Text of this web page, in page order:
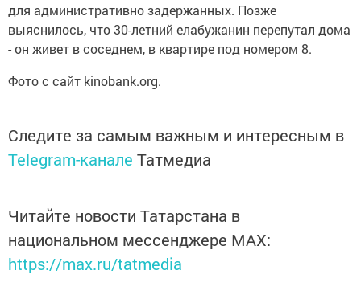
для административно задержанных. Позже
выяснилось, что 30-летний елабужанин перепутал дома
- он живет в соседнем, в квартире под номером 8.
Фото с сайт kinobank.org.
Следите за самым важным и интересным в
Telegram-канале Татмедиа
Читайте новости Татарстана в
национальном мессенджере MАХ:
https://max.ru/tatmedia